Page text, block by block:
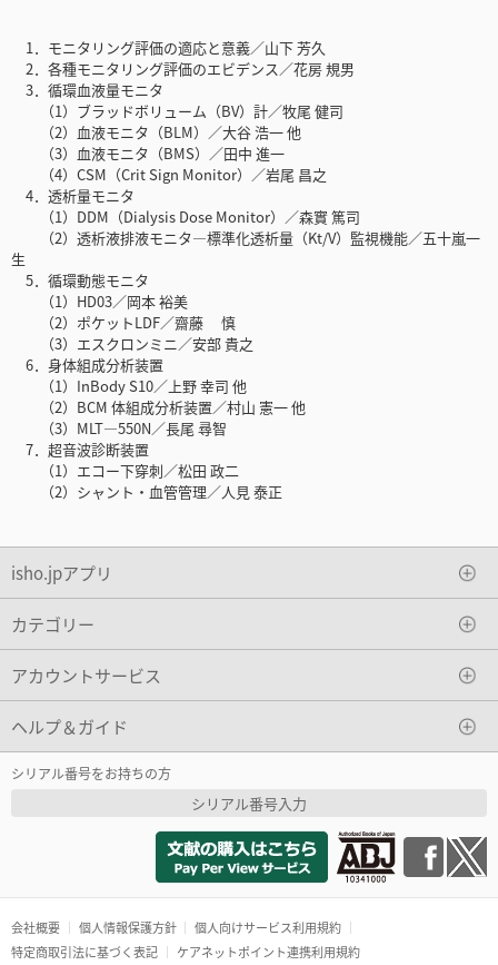
1．モニタリング評価の適応と意義／山下 芳久
2．各種モニタリング評価のエビデンス／花房 規男
3．循環血液量モニタ
（1）ブラッドボリューム（BV）計／牧尾 健司
（2）血液モニタ（BLM）／大谷 浩一 他
（3）血液モニタ（BMS）／田中 進一
（4）CSM（Crit Sign Monitor）／岩尾 昌之
4．透析量モニタ
（1）DDM（Dialysis Dose Monitor）／森實 篤司
（2）透析液排液モニタ―標準化透析量（Kt/V）監視機能／五十嵐一
生
5．循環動態モニタ
（1）HD03／岡本 裕美
（2）ポケットLDF／齋藤 慎
（3）エスクロンミニ／安部 貴之
6．身体組成分析装置
（1）InBody S10／上野 幸司 他
（2）BCM 体組成分析装置／村山 憲一 他
（3）MLT―550N／長尾 尋智
7．超音波診断装置
（1）エコー下穿刺／松田 政二
（2）シャント・血管管理／人見 泰正
isho.jpアプリ
カテゴリー
アカウントサービス
ヘルプ＆ガイド
シリアル番号をお持ちの方
シリアル番号入力
会社概要 個人情報保護方針
個人向けサービス利用規約
特定商取引法に基づく表記
ケアネットポイント連携利用規約